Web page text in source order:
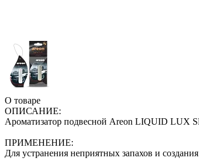
О товаре
ОПИСАНИЕ:
Ароматизатор подвесной Areon LIQUID LUX
ПРИМЕНЕНИЕ:
Для устранения неприятных запахов и